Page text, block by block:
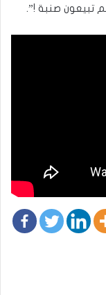
تبيعون صنبة !”.